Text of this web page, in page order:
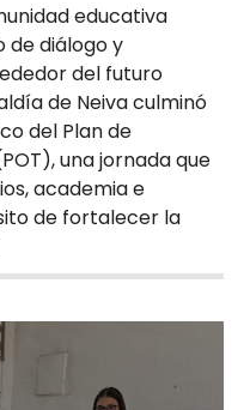
educativa
de diálogo y
del futuro
de Neiva culminó
del Plan de
una jornada que
academia e
de fortalecer la